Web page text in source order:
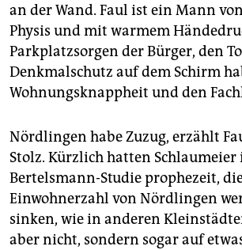
an der Wand. Faul ist ein Mann
Physis und mit warmem
Parkplatzsorgen der Bürger, den
Denkmalschutz auf dem Schirm
Wohnungsknappheit und den
Nördlingen habe Zuzug, erzählt
Stolz. Kürzlich hatten
Bertelsmann-Studie prophezeit,
Einwohnerzahl von Nördlingen
sinken, wie in anderen
aber nicht, sondern sogar auf